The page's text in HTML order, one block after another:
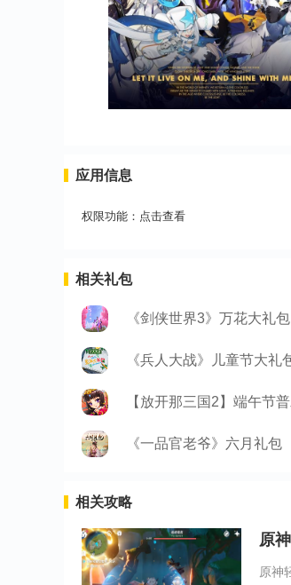
应用信息
权限功能： 点击查看
相关礼包
《剑侠世界3》万花大礼包
《兵人大战》儿童节大礼
【放开那三国2】端午节
《一品官老爷》六月礼包
相关攻略
原
原神